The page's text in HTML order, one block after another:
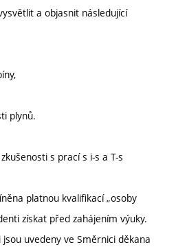
a objasnit následující
plynů.
s prací s i-s a T-s
platnou kvalifikací „osoby
získat před zahájením výuky.
uvedeny ve Směrnici děkana